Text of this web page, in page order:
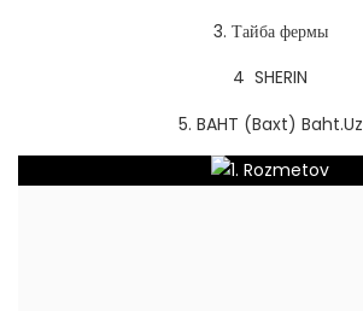
3. Тайба фермы
4 SHERIN
5. BAHT (Baxt) Baht.Uz